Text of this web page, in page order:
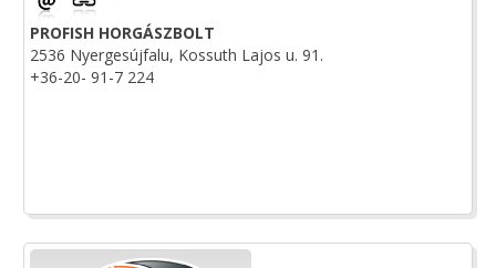
PROFISH HORGÁSZBOLT
2536 Nyergesújfalu, Kossuth Lajos u. 91.
+36-20- 91-7 224